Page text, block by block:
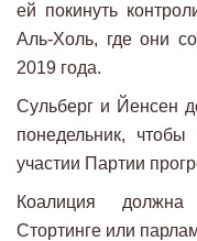
ей покинуть
Аль-Холь, где они
2019 года.
Сульберг и Йенсен
понедельник,
участии Партии
Коалиция
Стортинге или